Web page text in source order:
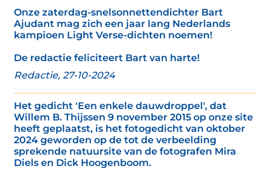
Onze zaterdag-snelsonnettendichter Bart
Ajudant mag zich een jaar lang Nederlands
kampioen Light Verse-dichten noemen!
De redactie feliciteert Bart van harte!
Redactie, 27-10-2024
Het gedicht 'Een enkele dauwdroppel', dat
Willem B. Thijssen 9 november 2015 op onze site
heeft geplaatst, is het fotogedicht van oktober
2024 geworden op de tot de verbeelding
sprekende natuursite van de fotografen Mira
Diels en Dick Hoogenboom.